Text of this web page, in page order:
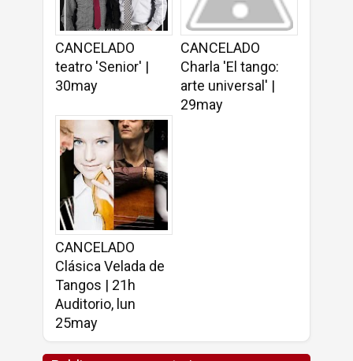
CANCELADO
teatro 'Senior' |
30may
CANCELADO
Charla 'El tango:
arte universal' |
29may
CANCELADO
Clásica Velada de
Tangos | 21h
Auditorio, lun
25may